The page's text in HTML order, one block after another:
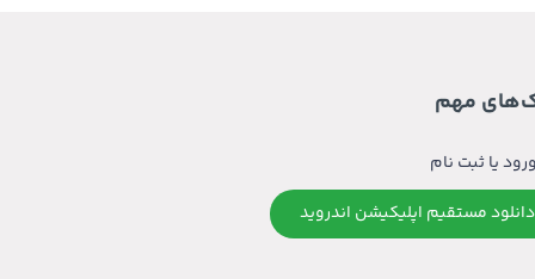
مهم
ورود یا ثبت نام
دانلود مستقیم اپلیکیشن اندروید